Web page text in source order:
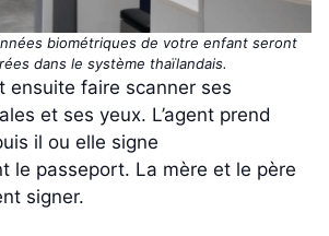
biométriques de votre enfant seront
dans le système thaïlandais.
ensuite faire scanner ses
et ses yeux. L’agent prend
il ou elle signe
le passeport. La mère et le père
signer.